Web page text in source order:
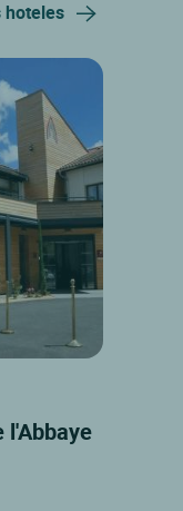
hoteles
l'Abbaye